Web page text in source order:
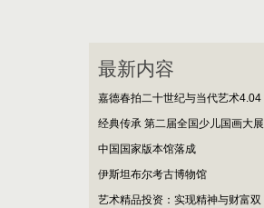
最新内容
嘉德春拍二十世纪与当代艺术4.04
经典传承 第二届全国少儿国画大展
中国国家版本馆落成
伊斯坦布尔考古博物馆
艺术精品投资：实现精神与财富双